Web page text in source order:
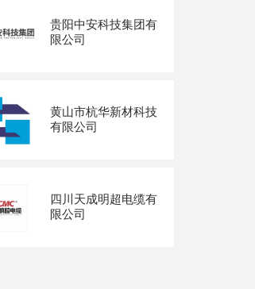
贵阳中安科技集团有
限公司
黄山市杭华新材科技
有限公司
四川天成明超电缆有
限公司